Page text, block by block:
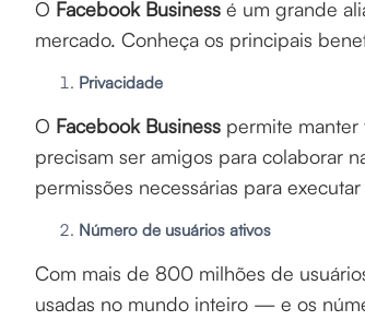
O Facebook Business é um grande
mercado. Conheça os principais
Privacidade
O Facebook Business permite manter
precisam ser amigos para colaborar
permissões necessárias para executar
Número de usuários ativos
Com mais de 800 milhões de
usadas no mundo inteiro — e os